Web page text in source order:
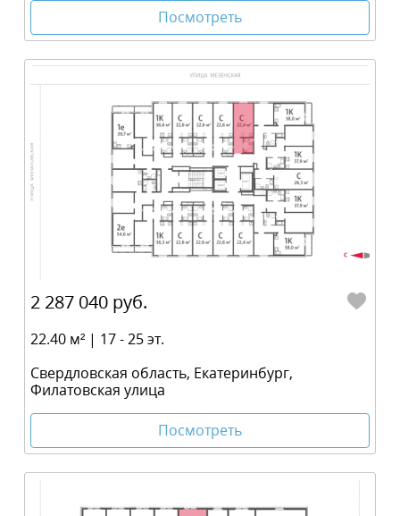
Посмотреть
2 287 040 руб.
22.40 м² | 17 - 25 эт.
Свердловская область, Екатеринбург,
Филатовская улица
Посмотреть